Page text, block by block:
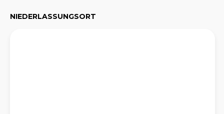
NIEDERLASSUNGSORT